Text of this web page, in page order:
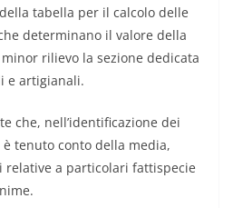
tabella per il calcolo delle
determinano il valore della
rilievo la sezione dedicata
e artigianali.
che, nell’identificazione dei
tenuto conto della media,
relative a particolari fattispecie